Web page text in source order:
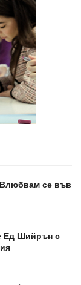
се във
Ед Шийрън с